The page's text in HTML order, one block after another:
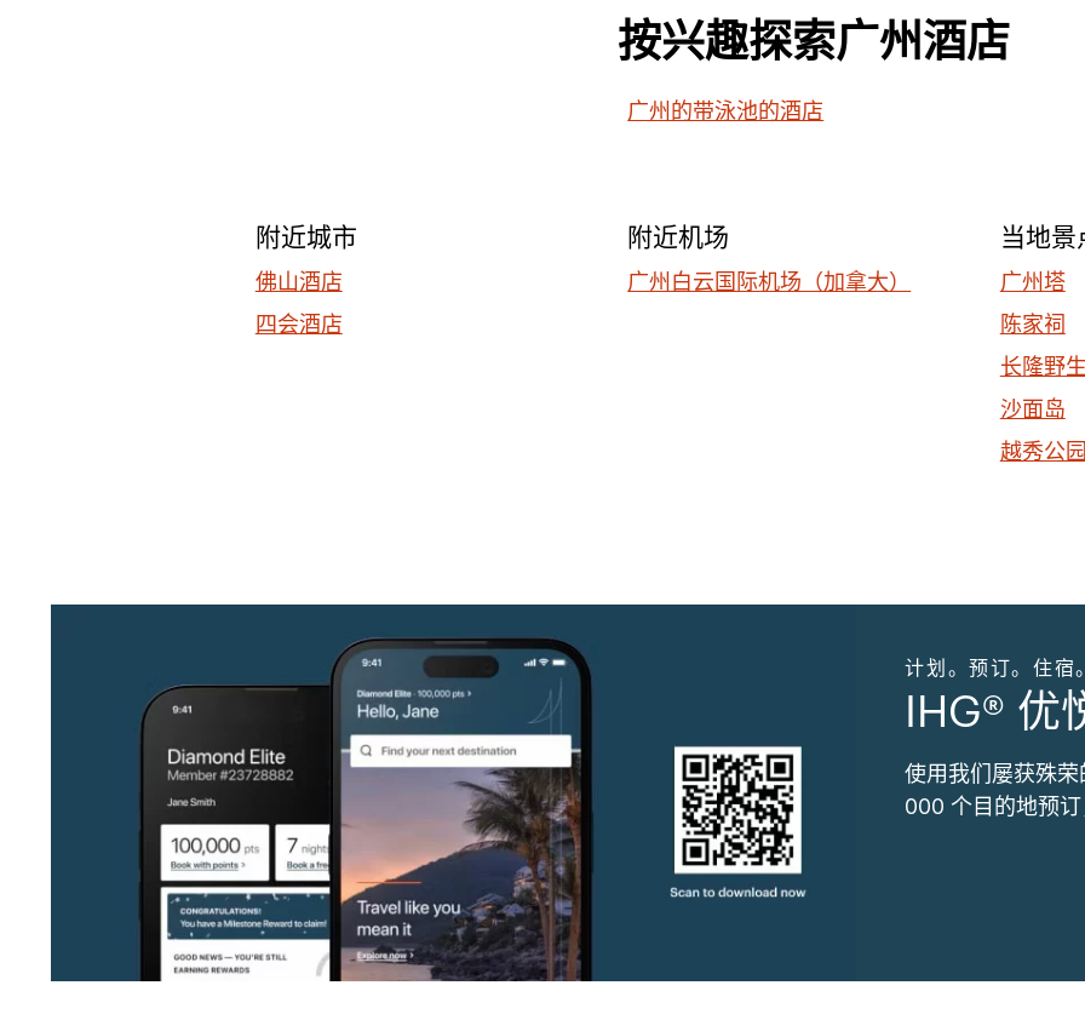
按兴趣探索广州酒店
广州的带泳池的酒店
附近城市
佛山酒店
四会酒店
附近机场
广州白云国际机场（加拿大）
当地景
广州塔
陈家祠
长隆野
沙面岛
越秀公
计划。预订。住宿
IHG®
使用我们屡获殊
000 个目的地预